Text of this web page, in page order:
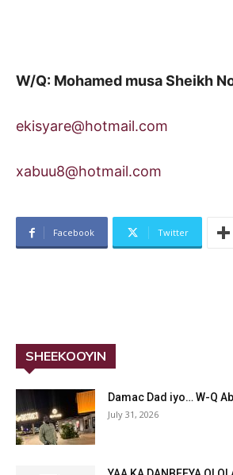
W/Q: Mohamed musa Sheikh
ekisyare@hotmail.com
xabuu8@hotmail.com
Facebook Twitter
SHEEKOOYIN
Damac Dad iyo… W-Q
July 31, 2026